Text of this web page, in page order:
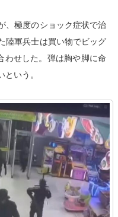
、極度のショック症状で治
陸軍兵士は買い物でビッグ
わせした。弾は胸や脚に命
いう。